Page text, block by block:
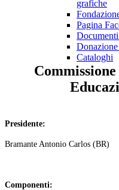
grafiche
Pagina
Cataloghi
Commissione
Presidente:
Bramante Antonio Carlos (BR)
Componenti: